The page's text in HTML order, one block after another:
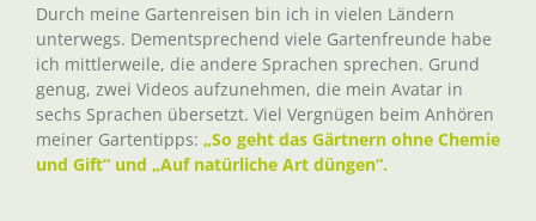
Durch meine Gartenreisen bin ich in vielen Ländern
unterwegs. Dementsprechend viele Gartenfreunde habe
ich mittlerweile, die andere Sprachen sprechen. Grund
genug, zwei Videos aufzunehmen, die mein Avatar in
sechs Sprachen übersetzt. Viel Vergnügen beim Anhören
meiner Gartentipps: „So geht das Gärtnern ohne Chemie
und Gift“ und „Auf natürliche Art düngen“.